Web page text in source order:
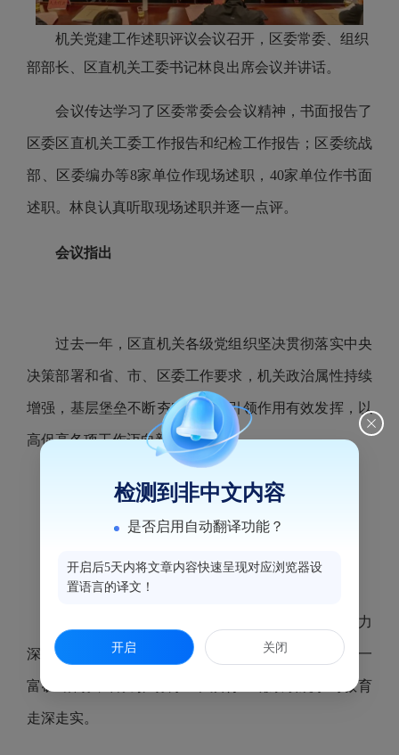
机关党建工作述职评议会议召开，区委常委、组织
部部长、区直机关工委书记林良出席会议并讲话。
会议传达学习了区委常委会会议精神，书面报告了
区委区直机关工委工作报告和纪检工作报告；区委统战
部、区委编办等8家单位作现场述职，40家单位作书面
述职。林良认真听取现场述职并逐一点评。
会议指出
过去一年，区直机关各级党组织坚决贯彻落实中央
决策部署和省、市、区委工作要求，机关政治属性持续
增强，基层堡垒不断夯实，党建引领作用有效发挥，以
高促高各项工作迈向新的台阶。
着力
深化模范机关建设，强化理论武装，扎实开展“共挖一
富矿”活动，着力推动树立和践行正确政绩观学习教育
走深走实。
检测到非中文内容
是否启用自动翻译功能？
开启后5天内将文章内容快速呈现对应浏览器设
置语言的译文！
开启 关闭